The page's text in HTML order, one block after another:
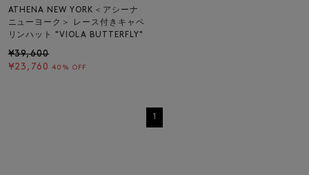
ATHENA NEW YORK＜アシーナ
ニューヨーク＞ レース付きキャペ
リンハット "VIOLA BUTTERFLY"
¥39,600
¥23,760 40% OFF
1